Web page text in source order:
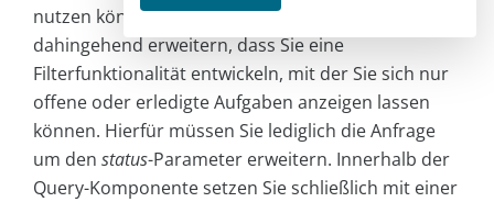
nutzen können. Das Beispiel ließe sich damit auch
dahingehend erweitern, dass Sie eine
Filterfunktionalität entwickeln, mit der Sie sich nur
offene oder erledigte Aufgaben anzeigen lassen
können. Hierfür müssen Sie lediglich die Anfrage
um den status-Parameter erweitern. Innerhalb der
Query-Komponente setzen Sie schließlich mit einer